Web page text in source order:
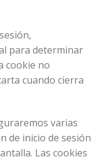
para determinar
cookie no
cuando cierra
varias
de inicio de sesión
Las cookies